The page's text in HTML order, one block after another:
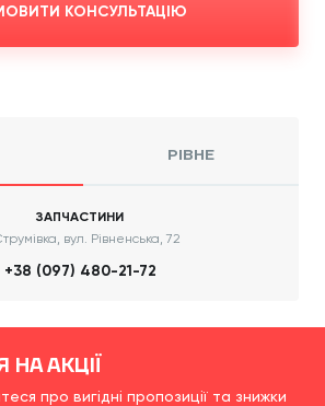
КОНСУЛЬТАЦІЮ
РІВНЕ
ЗАПЧАСТИНИ
вул. Рівненська, 72
+38 (097) 480-21-72
АКЦІЇ
про вигідні пропозиції та знижки